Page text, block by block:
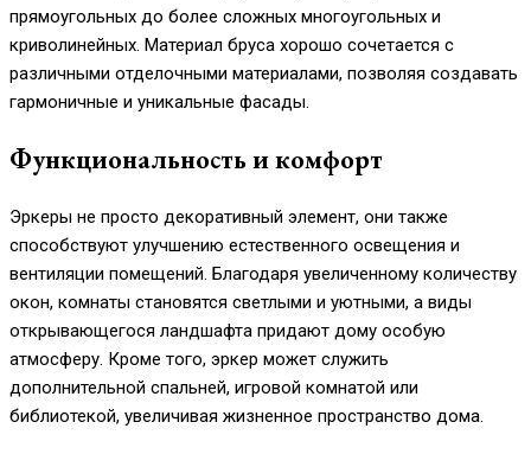
прямоугольных до более сложных многоугольных и
криволинейных. Материал бруса хорошо сочетается с
различными отделочными материалами, позволяя создавать
гармоничные и уникальные фасады.
Функциональность и комфорт
Эркеры не просто декоративный элемент, они также
способствуют улучшению естественного освещения и
вентиляции помещений. Благодаря увеличенному количеству
окон, комнаты становятся светлыми и уютными, а виды
открывающегося ландшафта придают дому особую
атмосферу. Кроме того, эркер может служить
дополнительной спальней, игровой комнатой или
библиотекой, увеличивая жизненное пространство дома.